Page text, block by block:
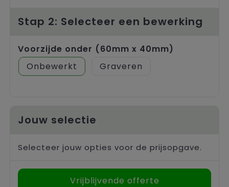
Stap 2: Selecteer een bewerking
Voorzijde onder (60mm x 40mm)
Onbewerkt
Graveren
Jouw selectie
Selecteer jouw opties voor de prijsopgave.
Vrijblijvende offerte